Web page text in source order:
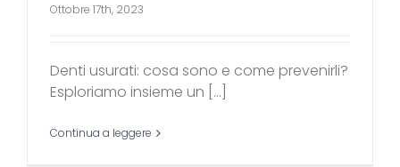
Ottobre 17th, 2023
Denti usurati: cosa sono e come prevenirli?
Esploriamo insieme un [...]
Continua a leggere